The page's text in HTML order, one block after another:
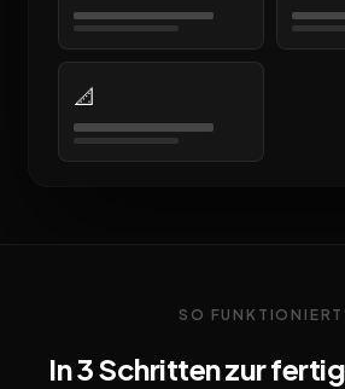
📐
SO
In 3 Schritten zur